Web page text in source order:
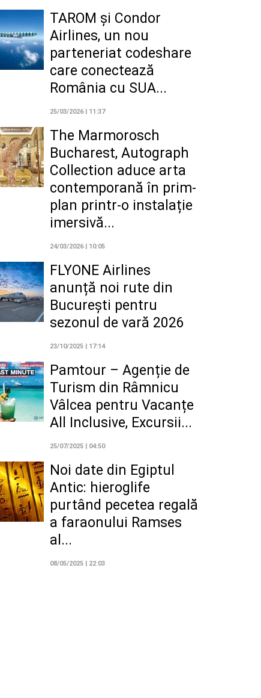
TAROM şi Condor
Airlines, un nou
parteneriat codeshare
care conectează
România cu SUA...
25/03/2026 | 11:37
The Marmorosch
Bucharest, Autograph
Collection aduce arta
contemporană în prim-
plan printr-o instalație
imersivă...
24/03/2026 | 10:05
FLYONE Airlines
anunță noi rute din
București pentru
sezonul de vară 2026
23/10/2025 | 17:14
Pamtour – Agenție de
Turism din Râmnicu
Vâlcea pentru Vacanțe
All Inclusive, Excursii...
25/07/2025 | 04:50
Noi date din Egiptul
Antic: hieroglife
purtând pecetea regală
a faraonului Ramses
al...
08/05/2025 | 22:03